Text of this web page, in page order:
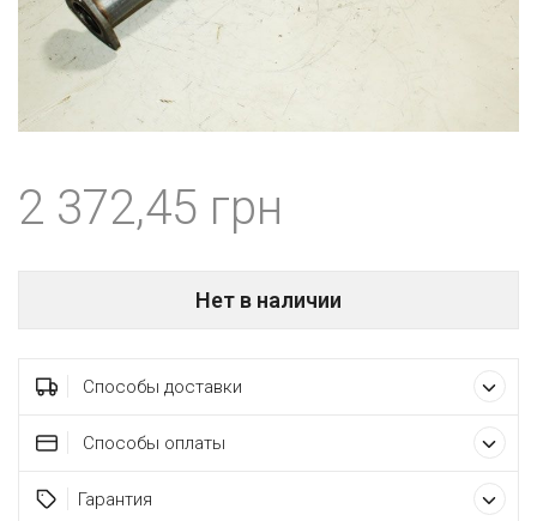
2 372,45
Нет в наличии
Способы доставки
Способы оплаты
Гарантия